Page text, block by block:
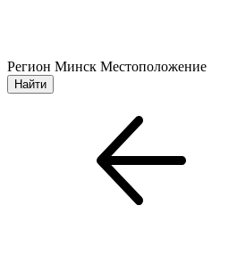
Регион Минск Местоположение